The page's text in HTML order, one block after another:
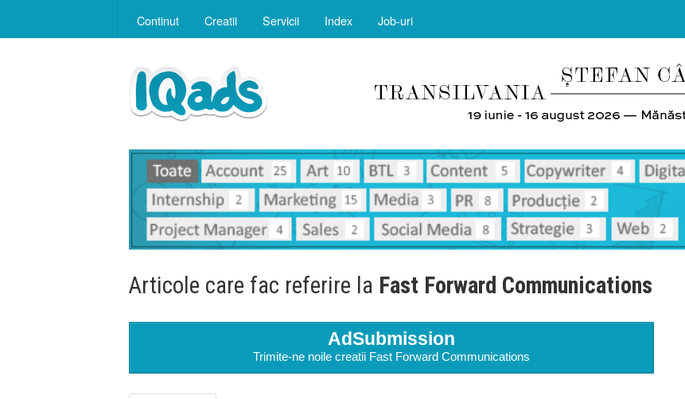
Continut Creatii Servicii Index Job-uri
Articole care fac referire la Fast Forward Communications
AdSubmission
Trimite-ne noile creatii Fast Forward Communications